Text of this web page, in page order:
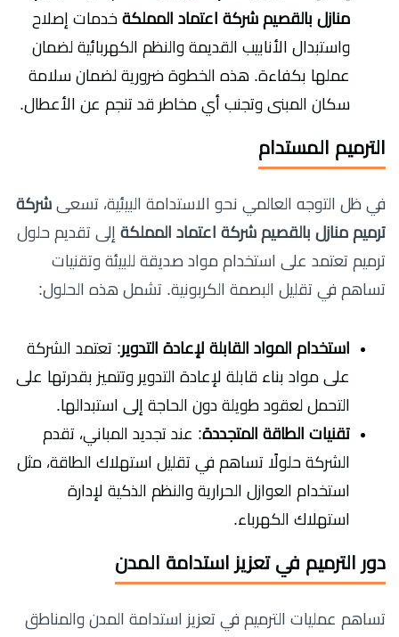
منازل بالقصيم شركة اعتماد المملكة خدمات إصلاح
واستبدال الأنابيب القديمة والنظم الكهربائية لضمان
عملها بكفاءة. هذه الخطوة ضرورية لضمان سلامة
سكان المبنى وتجنب أي مخاطر قد تنجم عن الأعطال.
الترميم المستدام
في ظل التوجه العالمي نحو الاستدامة البيئية، تسعى شركة
ترميم منازل بالقصيم شركة اعتماد المملكة إلى تقديم حلول
ترميم تعتمد على استخدام مواد صديقة للبيئة وتقنيات
تساهم في تقليل البصمة الكربونية. تشمل هذه الحلول:
استخدام المواد القابلة لإعادة التدوير: تعتمد الشركة
على مواد بناء قابلة لإعادة التدوير وتتميز بقدرتها على
التحمل لعقود طويلة دون الحاجة إلى استبدالها.
تقنيات الطاقة المتجددة: عند تجديد المباني، تقدم
الشركة حلولًا تساهم في تقليل استهلاك الطاقة، مثل
استخدام العوازل الحرارية والنظم الذكية لإدارة
استهلاك الكهرباء.
دور الترميم في تعزيز استدامة المدن
تساهم عمليات الترميم في تعزيز استدامة المدن والمناطق